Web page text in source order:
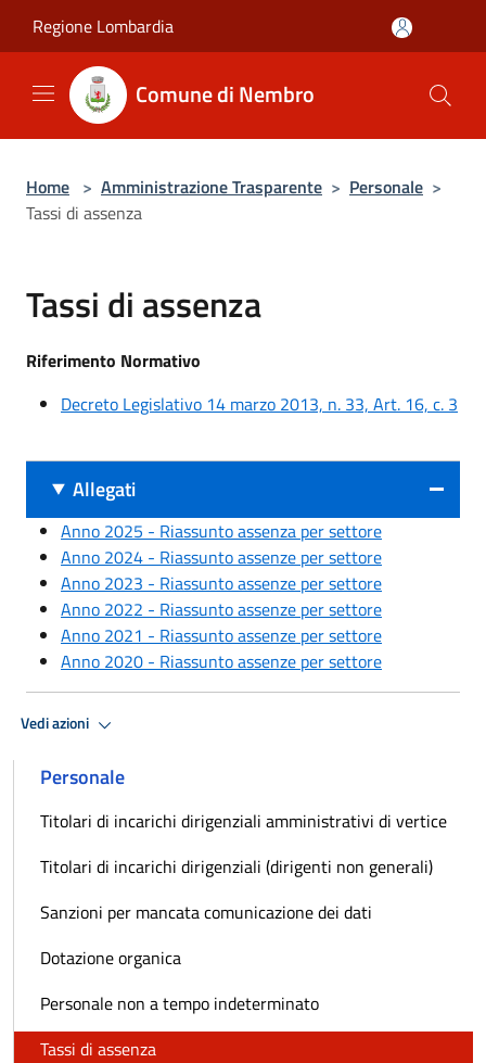
Regione Lombardia
Comune di Nembro
Home > Amministrazione Trasparente > Personale >
Tassi di assenza
Tassi di assenza
Riferimento Normativo
Decreto Legislativo 14 marzo 2013, n. 33, Art. 16, c. 3
Allegati
Anno 2025 - Riassunto assenza per settore
Anno 2024 - Riassunto assenze per settore
Anno 2023 - Riassunto assenze per settore
Anno 2022 - Riassunto assenze per settore
Anno 2021 - Riassunto assenze per settore
Anno 2020 - Riassunto assenze per settore
Vedi azioni
Personale
Titolari di incarichi dirigenziali amministrativi di vertice
Titolari di incarichi dirigenziali (dirigenti non generali)
Sanzioni per mancata comunicazione dei dati
Dotazione organica
Personale non a tempo indeterminato
Tassi di assenza